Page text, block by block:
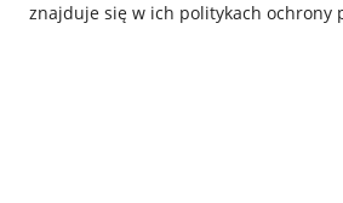
znajduje się w ich politykach ochrony
Allegro Gadane dla sprzedających